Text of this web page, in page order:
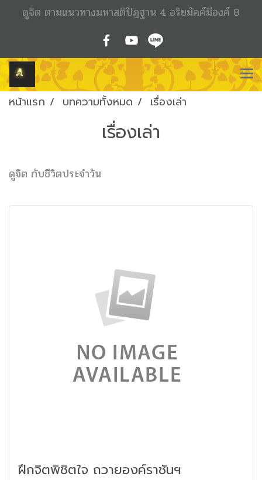
ดูจิต ตามแนวทางมหาสติปัฏฐาน 4 อริยมัคค์มีองค์ 8
หน้าแรก บทความทั้งหมด เรื่องเล่า
เรื่องเล่า
ดูจิต กับชีวิตประจำวัน
ฝึกจิตพิชิตใจ ถวายองค์ราชันฯ